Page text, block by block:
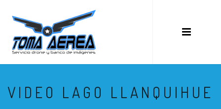
VIDEO LAGO LLANQUIHUE